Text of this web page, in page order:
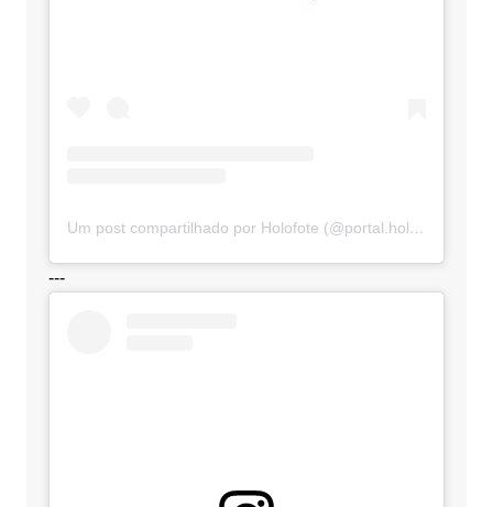
Um post compartilhado por Holofote (@portal.holofote)
---